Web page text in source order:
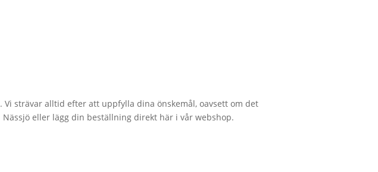
strävar alltid efter att uppfylla dina önskemål, oavsett om det
eller lägg din beställning direkt här i vår webshop.